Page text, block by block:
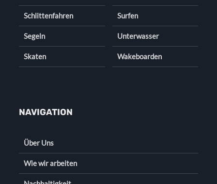
Schlittenfahren
Segeln
Skaten
Surfen
Unterwasser
Wakeboarden
NAVIGATION
Über Uns
Wie wir arbeiten